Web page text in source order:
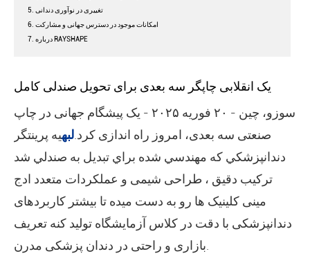
5. تغییری در نوآوری دندانی
6. امکانات موجود در دسترس جهانی و مشارکت
7. درباره RAYSHAPE
یک انقلابی چاپگر سه بعدی برای تحویل صندلی کامل
سوزو، چین - ۲۰ فوریه ۲۰۲۵ - یک پیشگام جهانی در چاپ
صنعتی سه بعدی، امروز راه اندازی کرد. لبهيه پرينتگر
دندانپزشکي که مهندسي شده براي تبديل به صندلي شد
ترکیب دقیق ، طراحی شیمی و عملکردات متعدد ادج
مینی کلینیک ها رو به دست میده تا بیشتر کاربردهای
دندانپزشکی با دقت در کلاس آزمایشگاه تولید کنه تعریف